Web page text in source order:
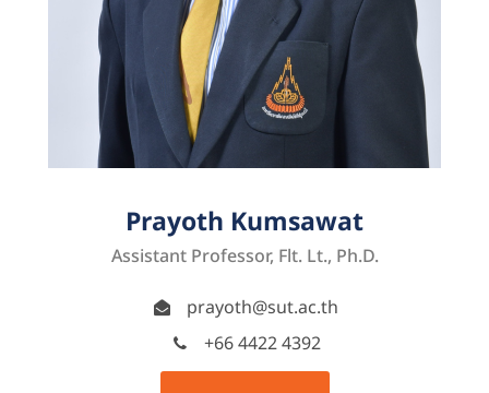
Prayoth Kumsawat
Assistant Professor, Flt. Lt., Ph.D.
prayoth@sut.ac.th
+66 4422 4392